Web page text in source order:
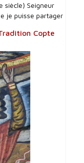
siècle) Seigneur
je puisse partager
Copte